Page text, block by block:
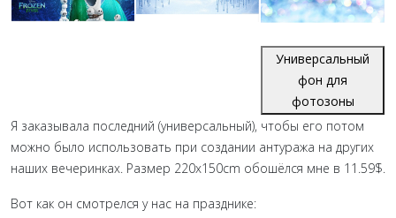
Универсальный
фон для
фотозоны
Я заказывала последний (универсальный), чтобы его потом
можно было использовать при создании антуража на других
наших вечеринках. Размер 220x150cm обошёлся мне в 11.59$.
Вот как он смотрелся у нас на празднике: